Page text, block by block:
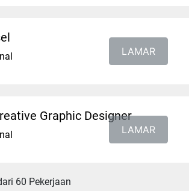
LAMAR
Graphic Designer
LAMAR
60 Pekerjaan